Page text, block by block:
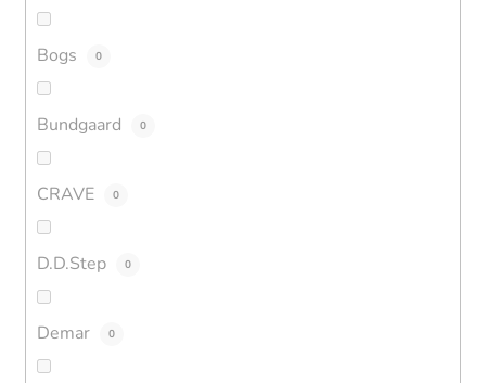
Bogs 0
Bundgaard 0
CRAVE 0
D.D.Step 0
Demar 0